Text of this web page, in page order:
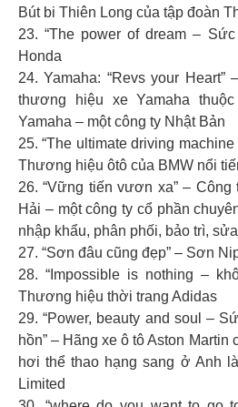
Bút bi Thiên Long của tập đoàn
23. “The power of dream –
Honda
24. Yamaha: “Revs your Heart”
thương hiệu xe Yamaha
Yamaha – một công ty Nhật Bản
25. “The ultimate driving
Thương hiệu ôtô của BMW nổi
26. “Vững tiến vươn xa” –
Hải – một công ty cổ phần
nhập khẩu, phân phối, bảo trì,
27. “Sơn đâu cũng đẹp” – Sơn
28. “Impossible is nothing –
Thương hiệu thời trang Adidas
29. “Power, beauty and soul –
hồn” – Hãng xe ô tô Aston Martin
hơi thể thao hạng sang ở Anh
Limited